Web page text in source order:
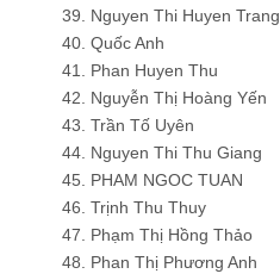
39. Nguyen Thi Huyen Trang
40. Quốc Anh
41. Phan Huyen Thu
42. Nguyễn Thị Hoàng Yến
43. Trần Tố Uyên
44. Nguyen Thi Thu Giang
45. PHAM NGOC TUAN
46. Trịnh Thu Thuy
47. Phạm Thị Hồng Thảo
48. Phan Thị Phương Anh